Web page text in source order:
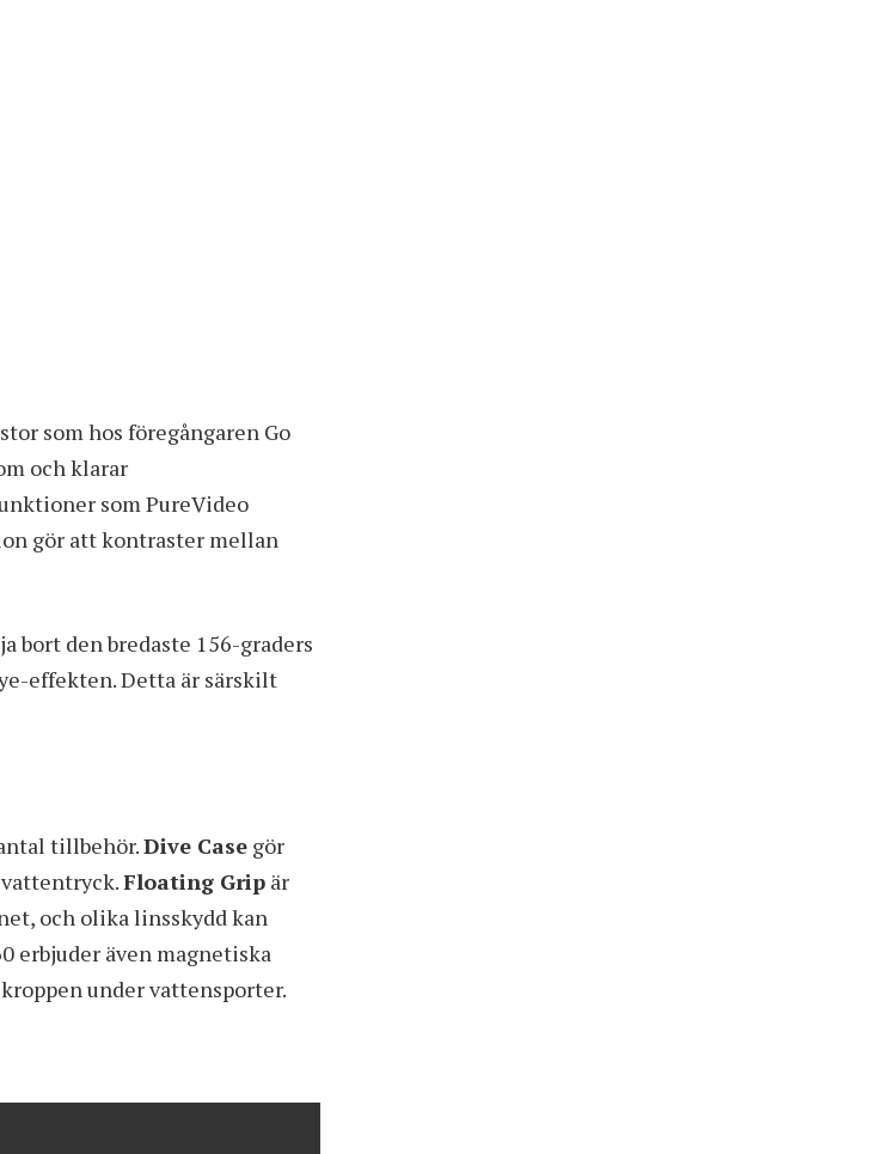
som hos föregångaren Go
och klarar
som PureVideo
gör att kontraster mellan
bort den bredaste 156-graders
effekten. Detta är särskilt
tillbehör.Dive Case gör
Floating Grip är
och olika linsskydd kan
erbjuder även magnetiska
under vattensporter.